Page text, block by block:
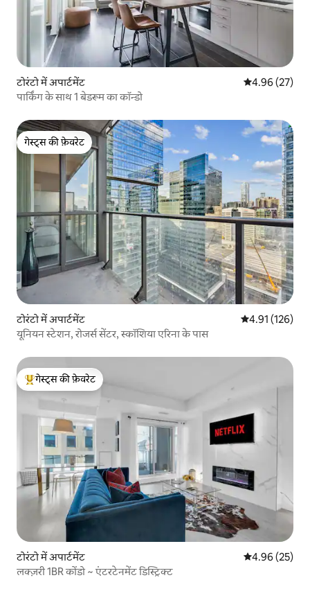
टोरंटो में अपार्टमेंट औसत रेटिंग 5 में
4.96 (27)
पार्किंग के साथ 1 बेडरूम का कॉन्डो
गेस्ट्स की फ़ेवरेट
गेस्ट्स की फ़ेवरेट
टोरंटो में अपार्टमेंट औसत रेटिंग 5 में से
4.91 (126)
यूनियन स्टेशन, रोजर्स सेंटर, स्कॉशिया एरिना के पास
गेस्ट्स का टॉप फ़ेवरेट
गेस्ट्स की फ़ेवरेट
टोरंटो में अपार्टमेंट औसत रेटिंग 5 में
4.96 (25)
लक्ज़री 1BR कोंडो ~ एंटरटेनमेंट डिस्ट्रिक्ट